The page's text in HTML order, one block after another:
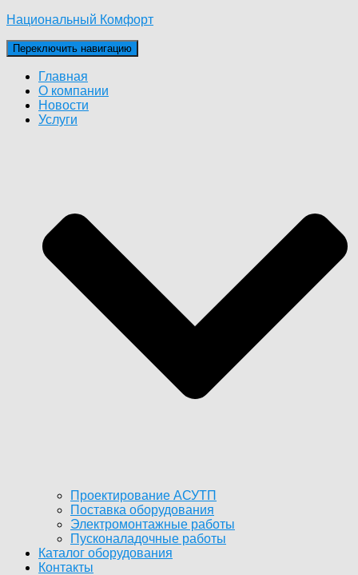
Национальный Комфорт
Переключить навигацию
Главная
О компании
Новости
Услуги
Проектирование АСУТП
Поставка оборудования
Электромонтажные работы
Пусконаладочные работы
Каталог оборудования
Контакты